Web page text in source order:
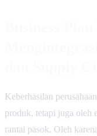
Keberhasilan
produk, tetapi juga oleh
rantai pasok. Oleh